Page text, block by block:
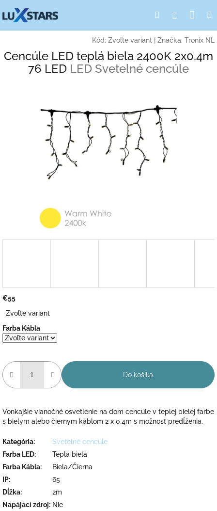
na
obsah
Hľadať
Kód: Zvoľte variant Značka: Tronix NL
Cencúle LED teplá biela 2400K 2x0,4m
76 LED LED Svetelné cencúle
€55
cena:
Zvoľte variant
Farba Kábla
Do košíka
Vonkajšie vianočné osvetlenie na dom cencúle v teplej bielej farbe
s bielym alebo čiernym káblom 2 x 0,4m s možnosť predĺženia.
Kategória:
Svetelné cencúle
Farba LED:
Teplá biela
Farba Kábla:
Biela/Čierna
IP:
65
Dĺžka:
2m
Napájací zdroj: Nie